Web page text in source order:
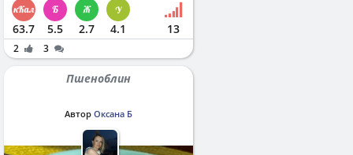
63.7 5.5 2.7 4.1 13
2 3
Пшеноблин
Автор Оксана Б